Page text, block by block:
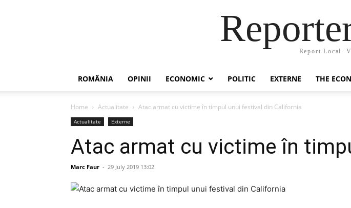
Report Local.
ROMÂNIA OPINII ECONOMIC POLITIC EXTERNE THE
Home Actualitate Atac armat cu victime în timpul unui festival din California
Actualitate Externe
Atac armat cu victime în
Marc Faur - 29 July 2019 13:02